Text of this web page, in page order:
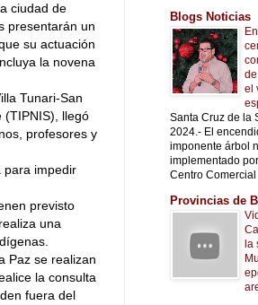
ciudad de
presentarán un
su actuación
la novena
Tunari-San
(TIPNIS), llegó
profesores y
para impedir
previsto
una
Paz se realizan
la consulta
fuera del
Blogs Noticias
el
Santa Cruz de la
2024.- El
imponente árbol
implementado
Centro Comercial
Provincias de
la